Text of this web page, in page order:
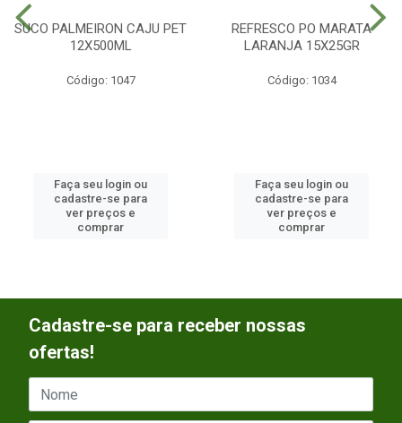
SUCO PALMEIRON CAJU PET
12X500ML
Código: 1047
Faça seu login ou
cadastre-se para
ver preços e
comprar
REFRESCO PO MARATA
LARANJA 15X25GR
Código: 1034
Faça seu login ou
cadastre-se para
ver preços e
comprar
Cadastre-se para receber nossas
ofertas!